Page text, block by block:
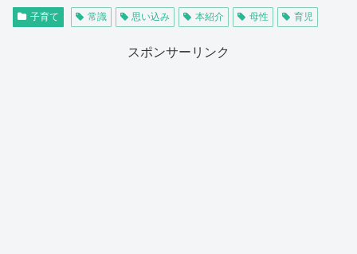
子育て 常識 思い込み 本紹介 母性 育児
スポンサーリンク